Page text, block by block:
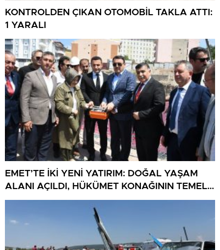
KONTROLDEN ÇIKAN OTOMOBİL TAKLA ATTI:
1 YARALI
EMET’TE İKİ YENİ YATIRIM: DOĞAL YAŞAM
ALANI AÇILDI, HÜKÜMET KONAĞININ TEMELİ
ATILDI